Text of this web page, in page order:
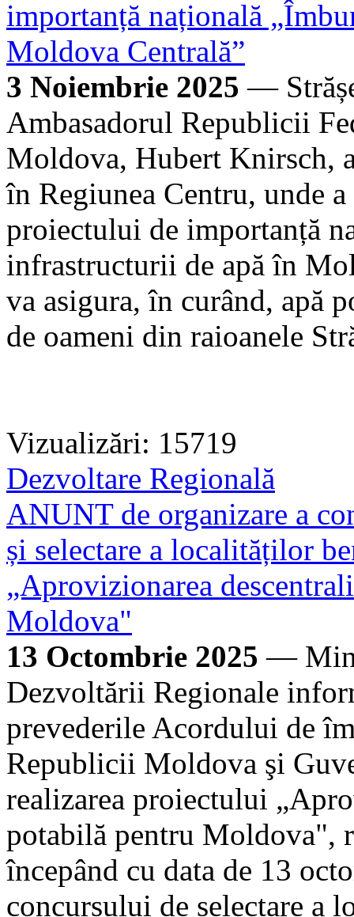
importanță națională
Moldova Centrală”
3 Noiembrie 2025 —
Ambasadorul Republicii
Moldova, Hubert Knirsch,
în Regiunea Centru, unde
proiectului de importanță
infrastructurii de apă în
va asigura, în curând, apă
de oameni din raioanele
Vizualizări: 15719
Dezvoltare Regională
ANUNT de organizare a
și selectare a localităților
„Aprovizionarea
Moldova"
13 Octombrie 2025 —
Dezvoltării Regionale
prevederile Acordului de
Republicii Moldova şi
realizarea proiectului
potabilă pentru Moldova",
începând cu data de 13
concursului de selectare a